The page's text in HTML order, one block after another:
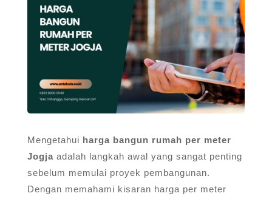
Mengetahui harga bangun rumah per meter
Jogja adalah langkah awal yang sangat penting
sebelum memulai proyek pembangunan.
Dengan memahami kisaran harga per meter